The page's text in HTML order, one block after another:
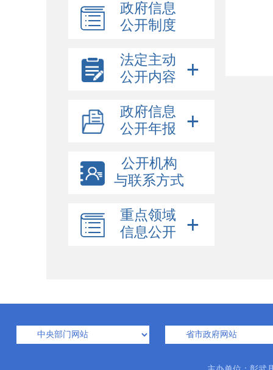
政府信息
公开制度
法定主动
公开内容
政府信息
公开年报
公开机构
与联系方式
重点领域
信息公开